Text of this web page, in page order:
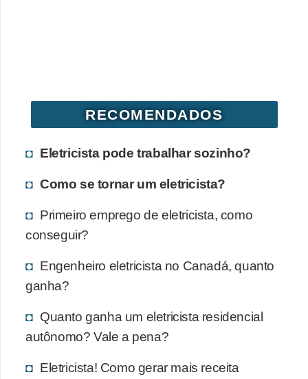
RECOMENDADOS
Eletricista pode trabalhar sozinho?
Como se tornar um eletricista?
Primeiro emprego de eletricista, como
conseguir?
Engenheiro eletricista no Canadá, quanto
ganha?
Quanto ganha um eletricista residencial
autônomo? Vale a pena?
Eletricista! Como gerar mais receita